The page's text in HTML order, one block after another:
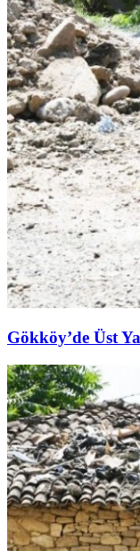
Gökköy’de Üst